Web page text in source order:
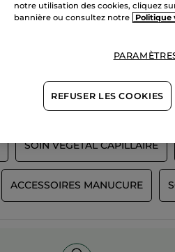
100%actifs
SOIN VÉGÉTAL CAPILLAIRE
ACCESSOIRES MANUCURE
notre utilisation des cookies, cliquez
bannière ou consultez notre
Politique
REFUSER LES COOKIES